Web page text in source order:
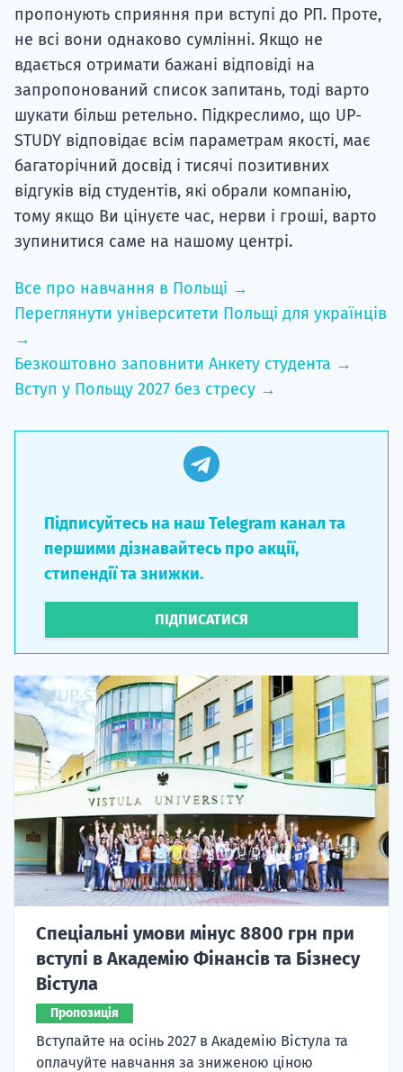
пропонують сприяння при вступі до РП. Проте,
не всі вони однаково сумлінні. Якщо не
вдається отримати бажані відповіді на
запропонований список запитань, тоді варто
шукати більш ретельно. Підкреслимо, що UP-
STUDY відповідає всім параметрам якості, має
багаторічний досвід і тисячі позитивних
відгуків від студентів, які обрали компанію,
тому якщо Ви цінуєте час, нерви і гроші, варто
зупинитися саме на нашому центрі.
Все про навчання в Польщі →
Переглянути університети Польщі для українців
→
Безкоштовно заповнити Анкету студента →
Вступ у Польщу 2027 без стресу →
Підписуйтесь на наш Telegram канал та
першими дізнавайтесь про акції,
стипендії та знижки.
ПІДПИСАТИСЯ
Спеціальні умови мінус 8800 грн при
вступі в Академію Фінансів та Бізнесу
Вістула
Пропозиція
Вступайте на осінь 2027 в Академію Вістула та
оплачуйте навчання за зниженою ціною